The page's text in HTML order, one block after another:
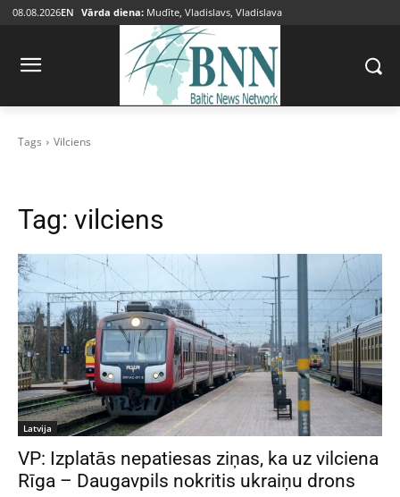
08.08.2026EN Vārda diena: Mudīte, Vladislavs, Vladislava
Tags Vilciens
Tag: vilciens
Latvija
VP: Izplatās nepatiesas ziņas, ka uz vilciena
Rīga – Daugavpils nokritis ukraiņu drons